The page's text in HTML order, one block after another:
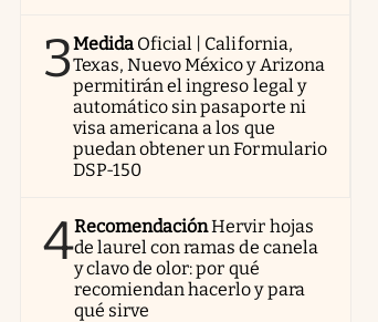
3Medida Oficial | California,
Texas, Nuevo México y Arizona
permitirán el ingreso legal y
automático sin pasaporte ni
visa americana a los que
puedan obtener un Formulario
DSP-150
4RecomendaciónHervir hojas
de laurel con ramas de canela
y clavo de olor: por qué
recomiendan hacerlo y para
qué sirve